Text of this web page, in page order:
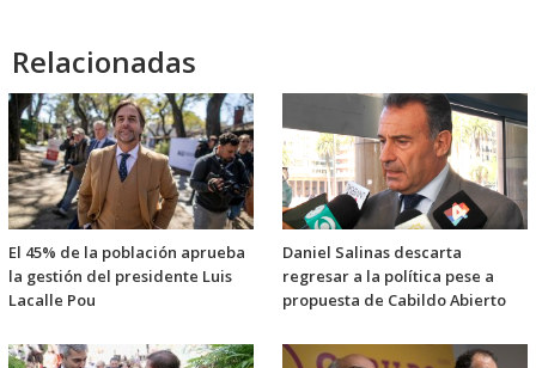
Relacionadas
El 45% de la población aprueba
la gestión del presidente Luis
Lacalle Pou
Daniel Salinas descarta
regresar a la política pese a
propuesta de Cabildo Abierto